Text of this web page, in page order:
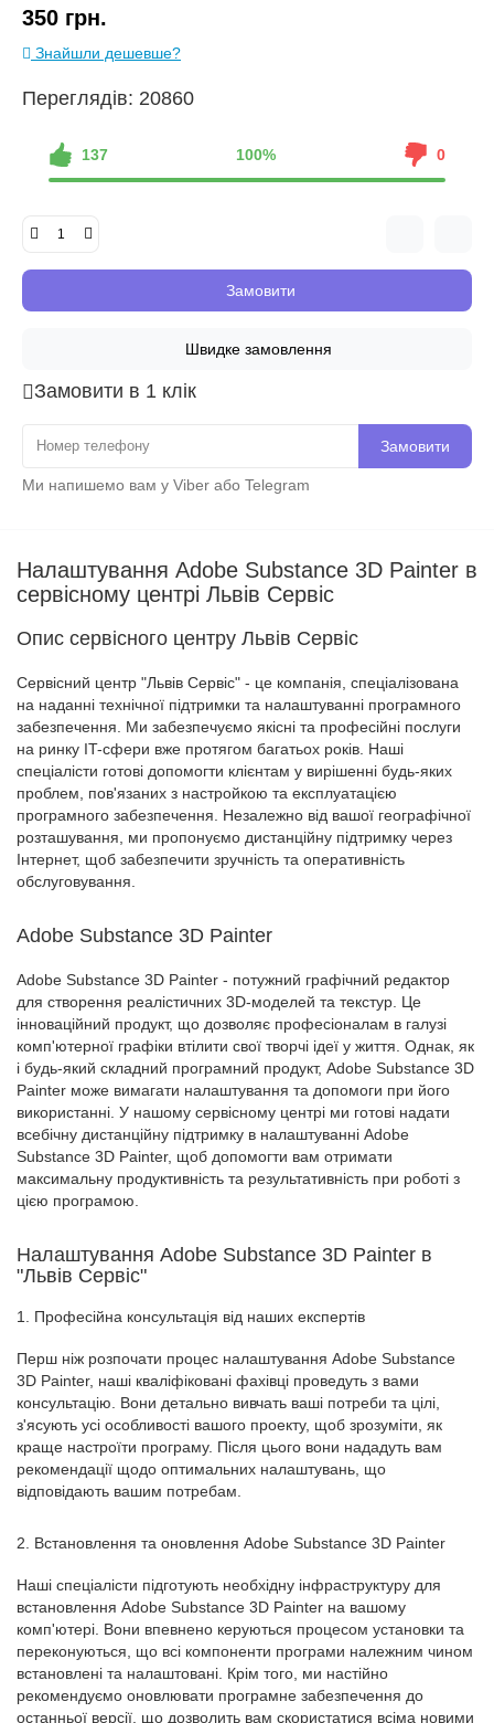
350 грн.
Знайшли дешевше?
Переглядів: 20860
137 100% 0
Замовити
Швидке замовлення
Замовити в 1 клік
Замовити
Ми напишемо вам у Viber або Telegram
Налаштування Adobe Substance 3D Painter в
сервісному центрі Львів Сервіс
Опис сервісного центру Львів Сервіс
Сервісний центр "Львів Сервіс" - це компанія, спеціалізована
на наданні технічної підтримки та налаштуванні програмного
забезпечення. Ми забезпечуємо якісні та професійні послуги
на ринку IT-сфери вже протягом багатьох років. Наші
спеціалісти готові допомогти клієнтам у вирішенні будь-яких
проблем, пов'язаних з настройкою та експлуатацією
програмного забезпечення. Незалежно від вашої географічної
розташування, ми пропонуємо дистанційну підтримку через
Інтернет, щоб забезпечити зручність та оперативність
обслуговування.
Adobe Substance 3D Painter
Adobe Substance 3D Painter - потужний графічний редактор
для створення реалістичних 3D-моделей та текстур. Це
інноваційний продукт, що дозволяє професіоналам в галузі
комп'ютерної графіки втілити свої творчі ідеї у життя. Однак, як
і будь-який складний програмний продукт, Adobe Substance 3D
Painter може вимагати налаштування та допомоги при його
використанні. У нашому сервісному центрі ми готові надати
всебічну дистанційну підтримку в налаштуванні Adobe
Substance 3D Painter, щоб допомогти вам отримати
максимальну продуктивність та результативність при роботі з
цією програмою.
Налаштування Adobe Substance 3D Painter в
"Львів Сервіс"
1. Професійна консультація від наших експертів
Перш ніж розпочати процес налаштування Adobe Substance
3D Painter, наші кваліфіковані фахівці проведуть з вами
консультацію. Вони детально вивчать ваші потреби та цілі,
з'ясують усі особливості вашого проекту, щоб зрозуміти, як
краще настроїти програму. Після цього вони нададуть вам
рекомендації щодо оптимальних налаштувань, що
відповідають вашим потребам.
2. Встановлення та оновлення Adobe Substance 3D Painter
Наші спеціалісти підготують необхідну інфраструктуру для
встановлення Adobe Substance 3D Painter на вашому
комп'ютері. Вони впевнено керуються процесом установки та
переконуються, що всі компоненти програми належним чином
встановлені та налаштовані. Крім того, ми настійно
рекомендуємо оновлювати програмне забезпечення до
останньої версії, що дозволить вам скористатися всіма новими